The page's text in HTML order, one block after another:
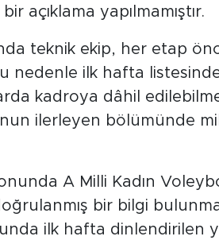
açıklama yapılmamıştır.
teknik ekip, her etap
nedenle ilk hafta
kadroya dâhil
ilerleyen bölümünde
A Milli Kadın
bir bilgi
ilk hafta dinlendirilen